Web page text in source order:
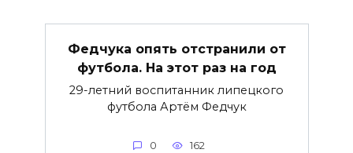
Федчука опять отстранили от
футбола. На этот раз на год
29-летний воспитанник липецкого
футбола Артём Федчук
0 162